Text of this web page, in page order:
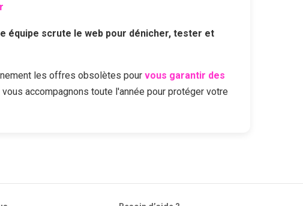
équipe scrute le web pour dénicher, tester et
les offres obsolètes pour vous garantir des
accompagnons toute l'année pour protéger votre